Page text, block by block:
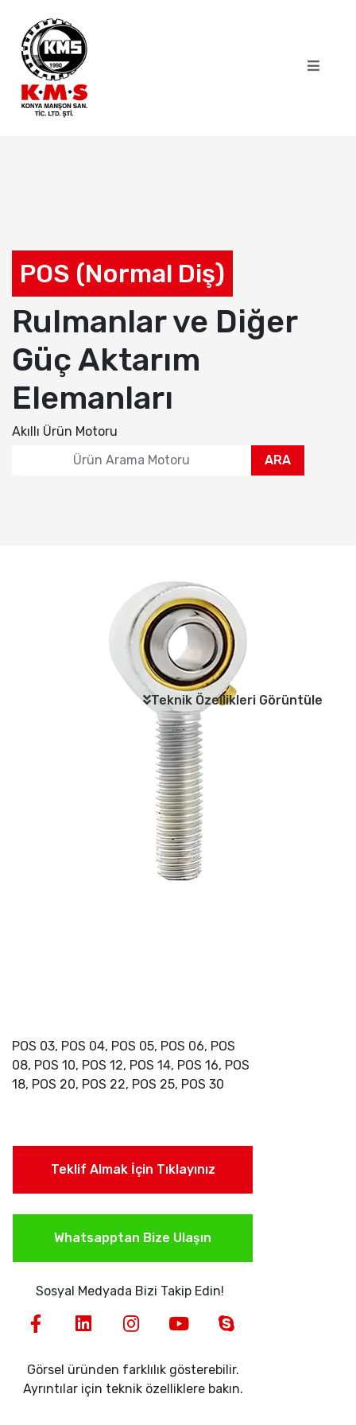
Teknik Özellikleri Görüntüle
POS (Normal Diş)
Rulmanlar ve Diğer
Güç Aktarım
Elemanları
Akıllı Ürün Motoru
ARA
POS 03, POS 04, POS 05, POS 06, POS
08, POS 10, POS 12, POS 14, POS 16, POS
18, POS 20, POS 22, POS 25, POS 30
Teklif Almak İçin Tıklayınız
Whatsapptan Bize Ulaşın
Sosyal Medyada Bizi Takip Edin!
Görsel üründen farklılık gösterebilir.
Ayrıntılar için teknik özelliklere bakın.